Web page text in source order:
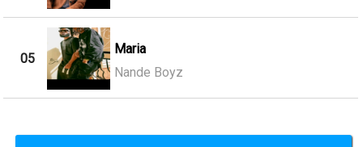
05
Maria
Nande Boyz